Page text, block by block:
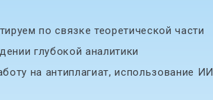
по связке теоретической части
глубокой аналитики
на антиплагиат, использование ИИ